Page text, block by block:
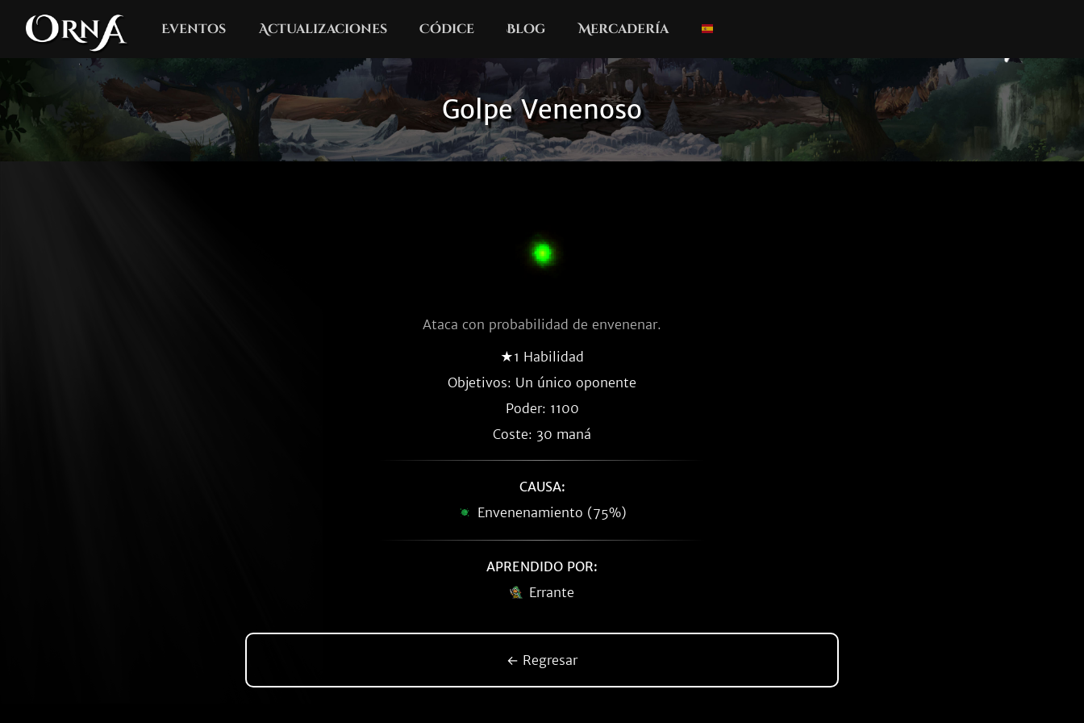
Eventos Actualizaciones Códice Blog Mercadería
Golpe Venenoso
Ataca con probabilidad de envenenar.
★1 Habilidad
Objetivos: Un único oponente
Poder: 1100
Coste: 30 maná
CAUSA:
Envenenamiento (75%)
APRENDIDO POR:
Errante
← Regresar